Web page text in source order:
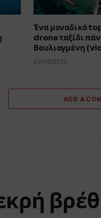
Ένα μοναδικό
drone ταξίδι
Βουλιαγμένη
03/08/2026
ADD A